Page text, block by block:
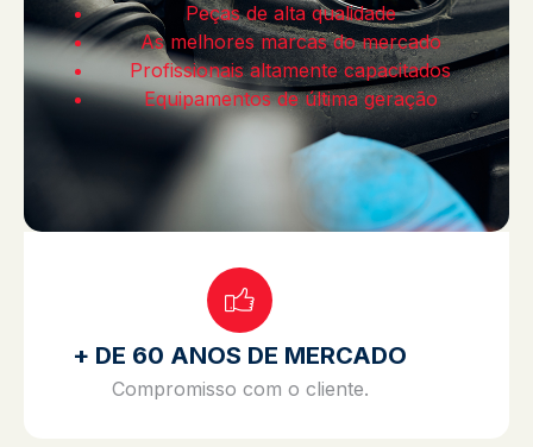
Peças de alta qualidade
As melhores marcas do mercado
Profissionais altamente capacitados
Equipamentos de última geração
+ DE 60 ANOS DE MERCADO
Compromisso com o cliente.